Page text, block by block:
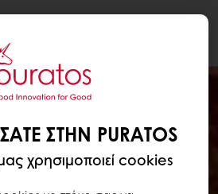
ΣΤΗΝ PURATOS
χρησιμοποιεί cookies